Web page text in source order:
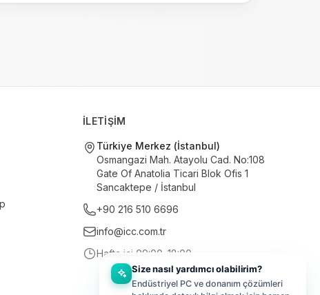
İLETİŞİM
Türkiye Merkez (İstanbul)
Osmangazi Mah. Atayolu Cad. No:108
Gate Of Anatolia Ticari Blok Ofis 1
Sancaktepe / İstanbul
+90 216 510 6696
info@icc.com.tr
Hafta içi 09:00–18:00
Size nasıl yardımcı olabilirim?
Endüstriyel PC ve donanım çözümleri